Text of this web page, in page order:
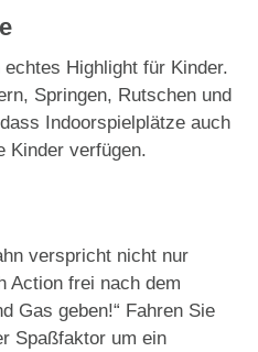
Highlight für Kinder.
Springen, Rutschen und
Indoorspielplätze auch
Kinder verfügen.
verspricht nicht nur
Action frei nach dem
Gas geben!“ Fahren Sie
Spaßfaktor um ein